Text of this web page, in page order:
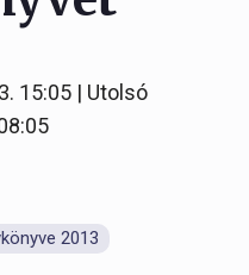
15:05 | Utolsó
2013